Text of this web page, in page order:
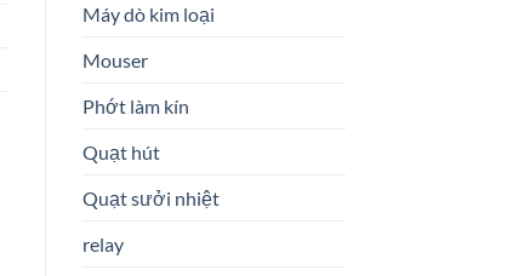
Máy dò kim loại
Mouser
Phớt làm kín
Quạt hút
Quạt sưởi nhiệt
relay